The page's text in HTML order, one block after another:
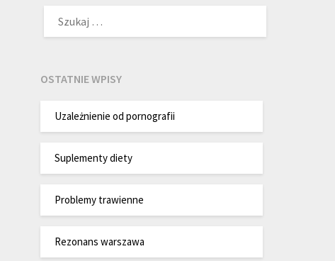
OSTATNIE WPISY
Uzależnienie od pornografii
Suplementy diety
Problemy trawienne
Rezonans warszawa